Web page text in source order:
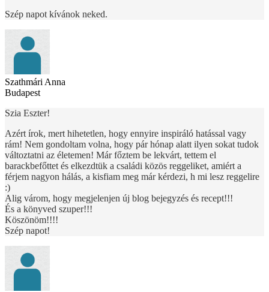
Szép napot kívánok neked.
Szathmári Anna
Budapest
Szia Eszter!
Azért írok, mert hihetetlen, hogy ennyire inspiráló hatással vagy
rám! Nem gondoltam volna, hogy pár hónap alatt ilyen sokat tudok
változtatni az életemen! Már főztem be lekvárt, tettem el
barackbefőttet és elkezdtük a családi közös reggeliket, amiért a
férjem nagyon hálás, a kisfiam meg már kérdezi, h mi lesz reggelire
:)
Alig várom, hogy megjelenjen új blog bejegyzés és recept!!!
És a könyved szuper!!!
Köszönöm!!!!
Szép napot!